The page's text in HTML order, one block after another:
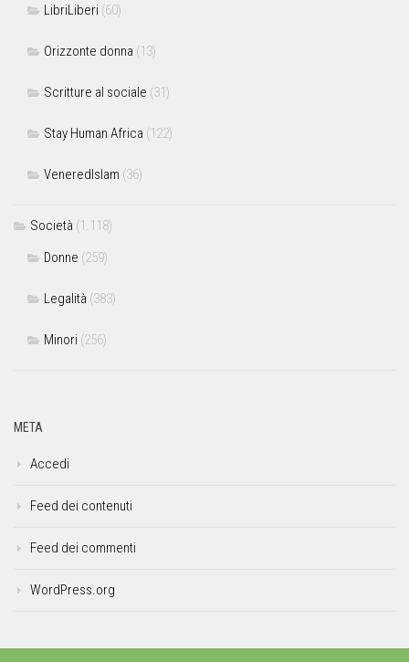
LibriLiberi (60)
Orizzonte donna (13)
Scritture al sociale (31)
Stay Human Africa (122)
VeneredIslam (36)
Società (1.118)
Donne (259)
Legalità (383)
Minori (256)
META
Accedi
Feed dei contenuti
Feed dei commenti
WordPress.org